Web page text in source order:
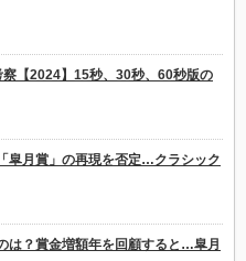
察【2024】15秒、30秒、60秒版の
皐月賞」の再現を否定…クラシック
は？賞金増額年を回顧すると…皐月